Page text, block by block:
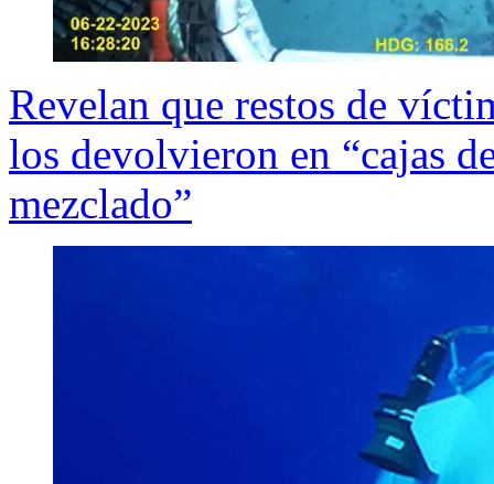
Revelan que restos de
los devolvieron en “cajas
mezclado”